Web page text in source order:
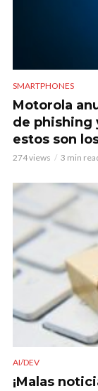
SMARTPHONES
Motorola
de phishing
estos son
274 views 3 min
AI/DEV
¡Malas